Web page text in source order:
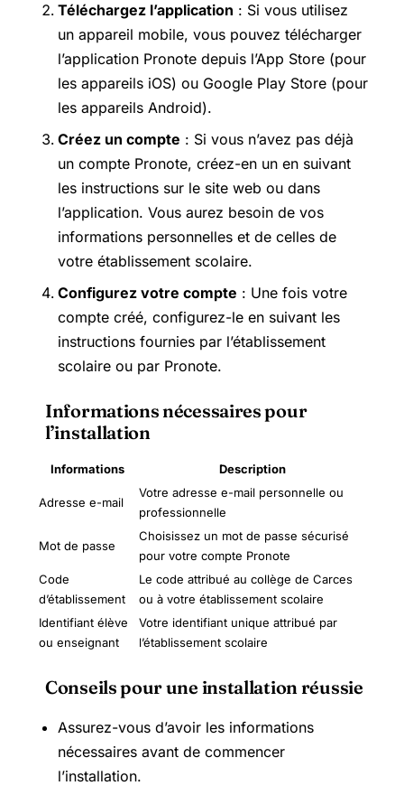
Téléchargez l’application : Si vous utilisez
un appareil mobile, vous pouvez télécharger
l’application Pronote depuis l’App Store (pour
les appareils iOS) ou Google Play Store (pour
les appareils Android).
Créez un compte : Si vous n’avez pas déjà
un compte Pronote, créez-en un en suivant
les instructions sur le site web ou dans
l’application. Vous aurez besoin de vos
informations personnelles et de celles de
votre établissement scolaire.
Configurez votre compte : Une fois votre
compte créé, configurez-le en suivant les
instructions fournies par l’établissement
scolaire ou par Pronote.
Informations nécessaires pour
l’installation
Informations Description
Adresse e-mail
Votre adresse e-mail personnelle ou
professionnelle
Mot de passe
Choisissez un mot de passe sécurisé
pour votre compte Pronote
Code
d’établissement
Le code attribué au collège de Carces
ou à votre établissement scolaire
Identifiant élève
ou enseignant
Votre identifiant unique attribué par
l’établissement scolaire
Conseils pour une installation réussie
Assurez-vous d’avoir les informations
nécessaires avant de commencer
l’installation.